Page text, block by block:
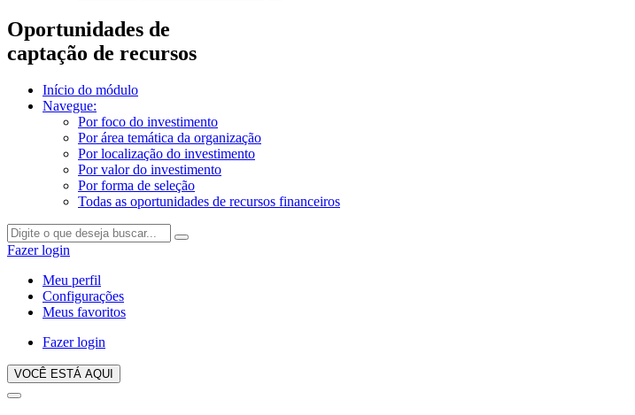
Oportunidades de
captação de recursos
Início do módulo
Navegue:
Por foco do investimento
Por área temática da organização
Por localização do investimento
Por valor do investimento
Por forma de seleção
Todas as oportunidades de recursos financeiros
Fazer login
Meu perfil
Configurações
Meus favoritos
Fazer login
VOCÊ ESTÁ AQUI